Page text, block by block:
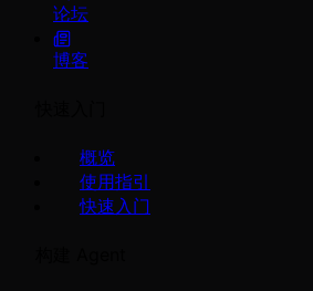
论坛
博客
概览
使用指引
快速入门